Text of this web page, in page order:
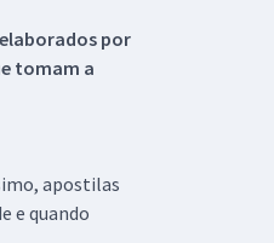
por
tomam a
apostilas
e quando